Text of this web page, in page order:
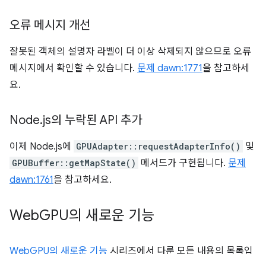
오류 메시지 개선
잘못된 객체의 설명자 라벨이 더 이상 삭제되지 않으므로 오류
메시지에서 확인할 수 있습니다. 문제 dawn:1771을 참고하세
요.
Node.js의 누락된 API 추가
이제 Node.js에 GPUAdapter::requestAdapterInfo() 및
GPUBuffer::getMapState() 메서드가 구현됩니다. 문제
dawn:1761을 참고하세요.
WebGPU의 새로운 기능
WebGPU의 새로운 기능 시리즈에서 다룬 모든 내용의 목록입